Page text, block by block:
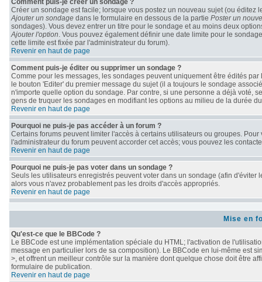
Comment puis-je créer un sondage ?
Créer un sondage est facile; lorsque vous postez un nouveau sujet (ou
Ajouter un sondage dans le formulaire en dessous de la partie Poster un
sondages). Vous devez entrer un titre pour le sondage et au moins deux
Ajouter l'option. Vous pouvez également définir une date limite pour le
cette limite est fixée par l'administrateur du forum).
Revenir en haut de page
Comment puis-je éditer ou supprimer un sondage ?
Comme pour les messages, les sondages peuvent uniquement être édités
le bouton 'Editer' du premier message du sujet (il a toujours le sondage
n'importe quelle option du sondage. Par contre, si une personne a déjà voté,
gens de truquer les sondages en modifiant les options au milieu de la durée
Revenir en haut de page
Pourquoi ne puis-je pas accéder à un forum ?
Certains forums peuvent limiter l'accès à certains utilisateurs ou groupes.
l'administrateur du forum peuvent accorder cet accès; vous pouvez les
Revenir en haut de page
Pourquoi ne puis-je pas voter dans un sondage ?
Seuls les utilisateurs enregistrés peuvent voter dans un sondage (afin
alors vous n'avez probablement pas les droits d'accès appropriés.
Revenir en haut de page
Mise en
Qu'est-ce que le BBCode ?
Le BBCode est une implémentation spéciale du HTML; l'activation de
message en particulier lors de sa composition). Le BBCode en lui-même est
>, et offrent un meilleur contrôle sur la manière dont quelque chose doit être
formulaire de publication.
Revenir en haut de page